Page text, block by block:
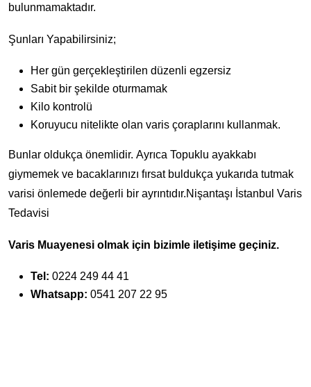
bulunmamaktadır.
Şunları Yapabilirsiniz;
Her gün gerçekleştirilen düzenli egzersiz
Sabit bir şekilde oturmamak
Kilo kontrolü
Koruyucu nitelikte olan varis çoraplarını kullanmak.
Bunlar oldukça önemlidir. Ayrıca Topuklu ayakkabı
giymemek ve bacaklarınızı fırsat buldukça yukarıda tutmak
varisi önlemede değerli bir ayrıntıdır.Nişantaşı İstanbul Varis
Tedavisi
Varis Muayenesi olmak için bizimle iletişime geçiniz.
Tel: 0224 249 44 41
Whatsapp: 0541 207 22 95